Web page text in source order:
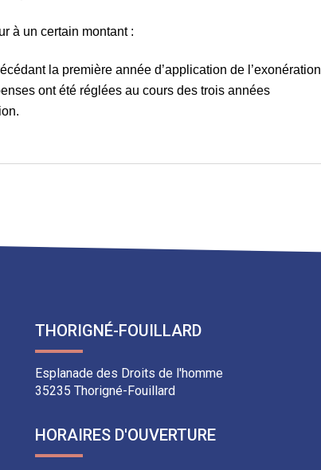
à un certain montant :
la première année d’application de l’exonération
ont été réglées au cours des trois années
THORIGNÉ-FOUILLARD
Esplanade des Droits de l'homme
35235 Thorigné-Fouillard
HORAIRES D'OUVERTURE